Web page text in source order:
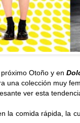
Otoño y en
una colección muy
ver esta
la comida rápida, la